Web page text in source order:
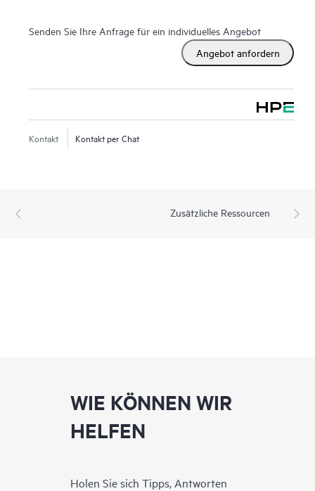
Senden Sie Ihre Anfrage für ein individuelles Angebot
Angebot anfordern
Kontakt Kontakt per Chat
Zusätzliche Ressourcen
WIE KÖNNEN WIR
HELFEN
Holen Sie sich Tipps, Antworten